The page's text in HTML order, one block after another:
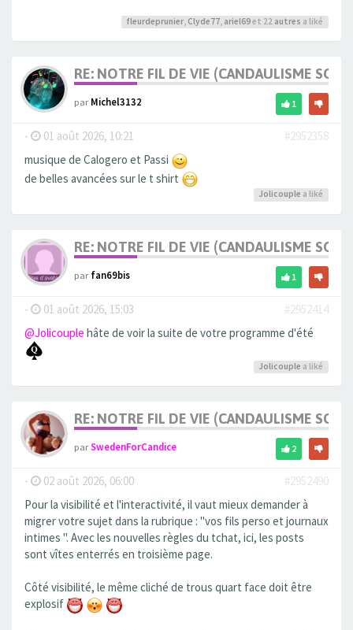
fleurdeprunier, Clyde77, ariel69et 22 autres a liké
RE: NOTRE FIL DE VIE (CANDAULISME
parMichel3132 1
- 01 août 2026, 10:21
#2952358
musique de Calogero et Passi
de belles avancées sur le t shirt
Jolicouple a liké
RE: NOTRE FIL DE VIE (CANDAULISME
parfan69bis 1
- 01 août 2026, 15:03
#2952414
@Jolicouple hâte de voir la suite de votre programme d'été
Jolicouple a liké
RE: NOTRE FIL DE VIE (CANDAULISME
parSwedenForCandice 2
- 02 août 2026, 06:00
#2952490
Pour la visibilité et l'interactivité, il vaut mieux demander à
migrer votre sujet dans la rubrique : "vos fils perso et journaux
intimes ". Avec les nouvelles règles du tchat, ici, les posts
sont vîtes enterrés en troisième page.
Côté visibilité, le même cliché de trous quart face doit être
explosif